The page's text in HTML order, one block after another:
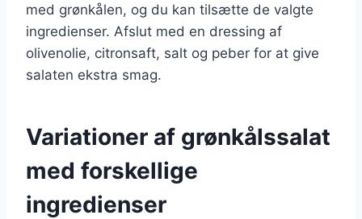
med grønkålen, og du kan tilsætte de valgte
ingredienser. Afslut med en dressing af
olivenolie, citronsaft, salt og peber for at give
salaten ekstra smag.
Variationer af grønkålssalat
med forskellige
ingredienser